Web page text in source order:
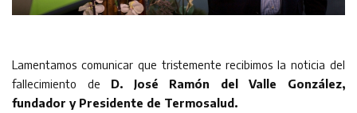
Lamentamos comunicar que tristemente recibimos la noticia del
fallecimiento de D. José Ramón del Valle González,
fundador y Presidente de Termosalud.